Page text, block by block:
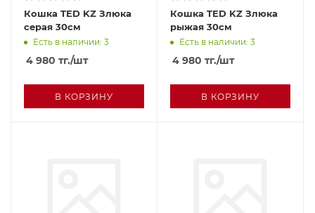
Кошка TED KZ Злюка
серая 30см
Есть в наличии: 3
4 980 тг./шт
В КОРЗИНУ
Кошка TED KZ Злюка
рыжая 30см
Есть в наличии: 3
4 980 тг./шт
В КОРЗИНУ